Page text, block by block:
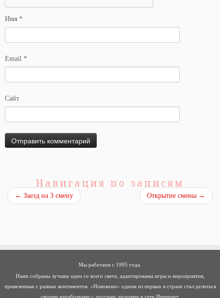
Имя *
Email *
Сайт
Навигация по записям
← Заезд на 3 смену Открытие смены →
Мы работаем с 1995 года.
Нами собраны лучшие идеи со всего света, адаптированы игры и мероприятия,
привезенные с разных континентов. «Новокемп» одним из первых в стране стал делиться
своими наработками с другими лагерями в сети Интернет.